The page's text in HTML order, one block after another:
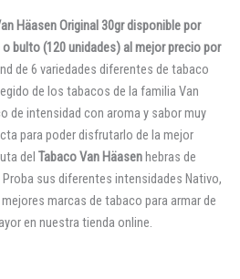
Häasen Original 30gr disponible por
bulto (120 unidades) al mejor precio por
de 6 variedades diferentes de tabaco
de los tabacos de la familia Van
de intensidad con aroma y sabor muy
para poder disfrutarlo de la mejor
del Tabaco Van Häasenhebras de
sus diferentes intensidades Nativo,
marcas de tabaco para armar de
en nuestra tienda online.